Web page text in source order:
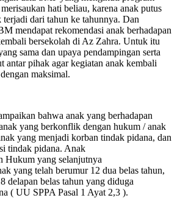
hati beliau, karena anak putus
terjadi dari tahun ke tahunnya. Dan
mendapat rekomendasi anak berhadapan
bersekolah di Az Zahra. Untuk itu
sama dan upaya pendampingan serta
antar pihak agar kegiatan anak kembali
maksimal.
bahwa anak yang berhadapan
yang berkonflik dengan hukum / anak
yang menjadi korban tindak pidana, dan
tindak pidana. Anak
Hukum yang selanjutnya
yang telah berumur 12 dua belas tahun,
delapan belas tahun yang diduga
( UU SPPA Pasal 1 Ayat 2,3 ).